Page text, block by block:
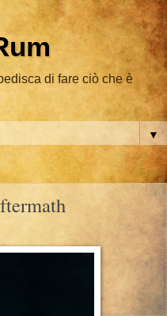
di fare ciò che è
▼